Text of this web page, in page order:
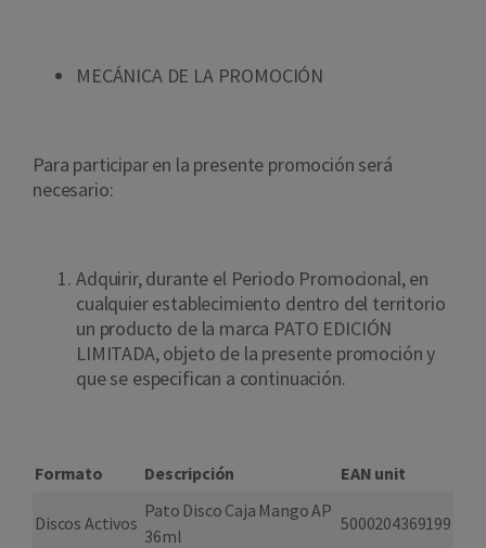
MECÁNICA DE LA PROMOCIÓN
Para participar en la presente promoción será
necesario:
Adquirir, durante el Periodo Promocional, en
cualquier establecimiento dentro del territorio
un producto de la marca PATO EDICIÓN
LIMITADA, objeto de la presente promoción y
que se especifican a continuación.
Formato Descripción EAN unit
Discos Activos
Pato Disco Caja Mango AP
36ml
5000204369199